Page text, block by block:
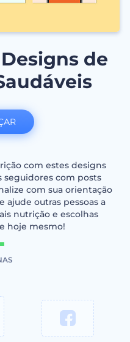
de
com estes designs
seguidores com posts
com sua orientação
ajude outras pessoas a
nutrição e escolhas
hoje mesmo!